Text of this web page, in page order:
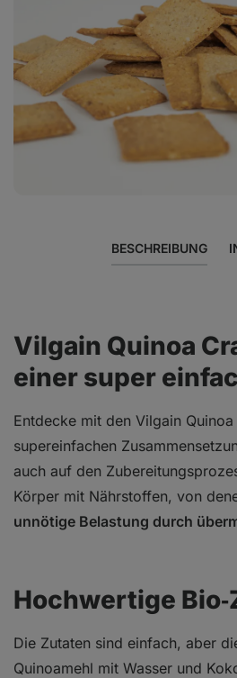
Foto
5
in
der
Galerie
anzeigen
BESCHREIBUNG
Vilgain Quinoa
einer super
Entdecke mit den Vilgain
supereinfachen
auch auf den
Körper mit Nährstoffen, von
unnötige Belastung durch
Hochwertige
Die Zutaten sind einfach, aber
Quinoamehl mit Wasser und